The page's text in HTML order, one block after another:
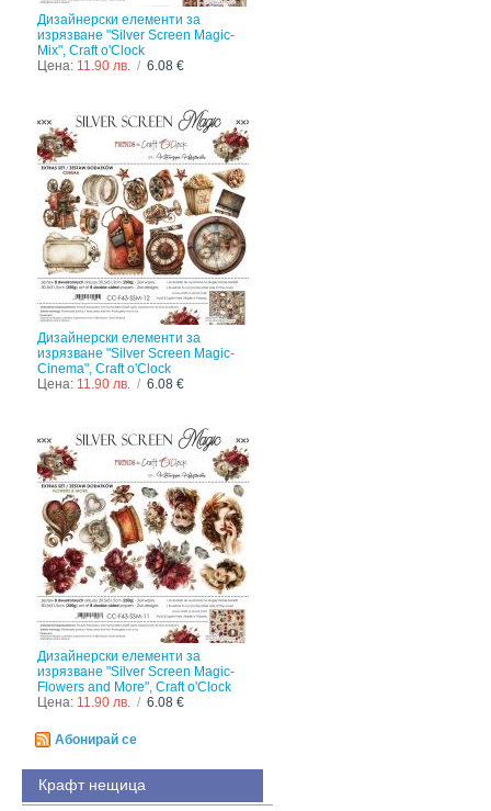
Дизайнерски елементи за
изрязване "Silver Screen Magic-
Mix", Craft o'Clock
Цена: 11.90 лв. / 6.08 €
Дизайнерски елементи за
изрязване "Silver Screen Magic-
Cinema", Craft o'Clock
Цена: 11.90 лв. / 6.08 €
Дизайнерски елементи за
изрязване "Silver Screen Magic-
Flowers and More", Craft o'Clock
Цена: 11.90 лв. / 6.08 €
Абонирай се
Крафт нещица